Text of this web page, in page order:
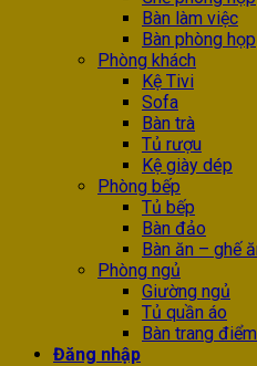
Bàn làm việc
Bàn phòng họp
Phòng khách
Kệ Tivi
Sofa
Bàn trà
Tủ rượu
Kệ giày dép
Phòng bếp
Tủ bếp
Bàn đảo
Bàn ăn – ghế
Phòng ngủ
Giường ngủ
Tủ quần áo
Bàn trang điểm
Đăng nhập